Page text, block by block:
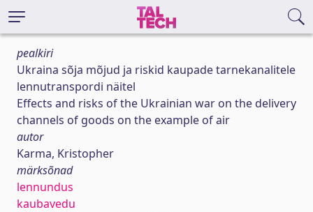
pealkiri
Ukraina sõja mõjud ja riskid kaupade tarnekanalitele
lennutranspordi näitel
Effects and risks of the Ukrainian war on the delivery
channels of goods on the example of air
autor
Karma, Kristopher
märksõnad
lennundus
kaubavedu